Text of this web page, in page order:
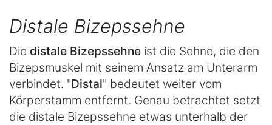
Distale Bizepssehne
Die distale Bizepssehne ist die Sehne, die den
Bizepsmuskel mit seinem Ansatz am Unterarm
verbindet. "Distal" bedeutet weiter vom
Körperstamm entfernt. Genau betrachtet setzt
die distale Bizepssehne etwas unterhalb der